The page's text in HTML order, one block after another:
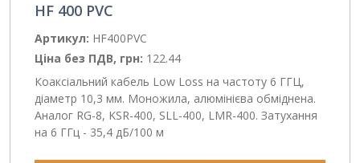
HF 400 PVC
Артикул: HF400PVC
Ціна без ПДВ, грн: 122.44
Коаксіальний кабель Low Loss на частоту 6 ГГЦ,
діаметр 10,3 мм. Моножила, алюмінієва обміднена.
Аналог RG-8, KSR-400, SLL-400, LMR-400. Затухання
на 6 ГГц - 35,4 дБ/100 м